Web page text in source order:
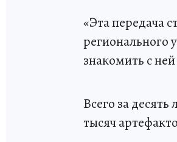
«Эта передача
регионального
знакомить с
Всего за
тысяч